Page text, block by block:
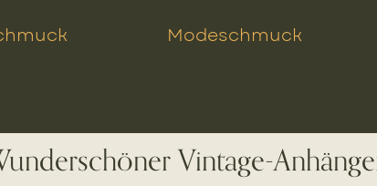
Modeschmuck
Vintage-